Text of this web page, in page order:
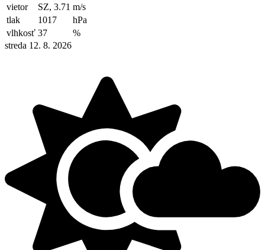
vietor
SZ, 3.71 m/s
tlak
1017
hPa
vlhkosť 37
%
streda 12. 8. 2026